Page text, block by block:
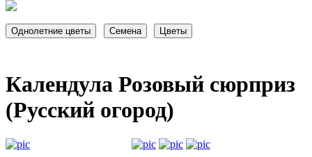
Календула Розовый сюрприз
(Русский огород)